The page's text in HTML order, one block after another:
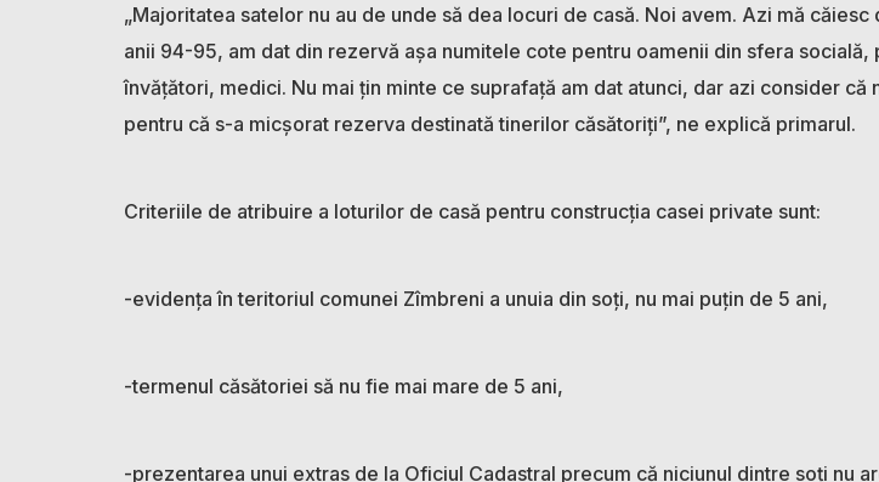
„Majoritatea satelor nu au de unde să dea locuri de casă. Noi avem. Azi mă căiesc
anii 94-95, am dat din rezervă așa numitele cote pentru oamenii din sfera socială,
învățători, medici. Nu mai țin minte ce suprafață am dat atunci, dar azi consider că
pentru că s-a micșorat rezerva destinată tinerilor căsătoriți”, ne explică primarul.
Criteriile de atribuire a loturilor de casă pentru construcția casei private sunt:
-evidența în teritoriul comunei Zîmbreni a unuia din soți, nu mai puțin de 5 ani,
-termenul căsătoriei să nu fie mai mare de 5 ani,
-prezentarea unui extras de la Oficiul Cadastral precum că niciunul dintre soți nu